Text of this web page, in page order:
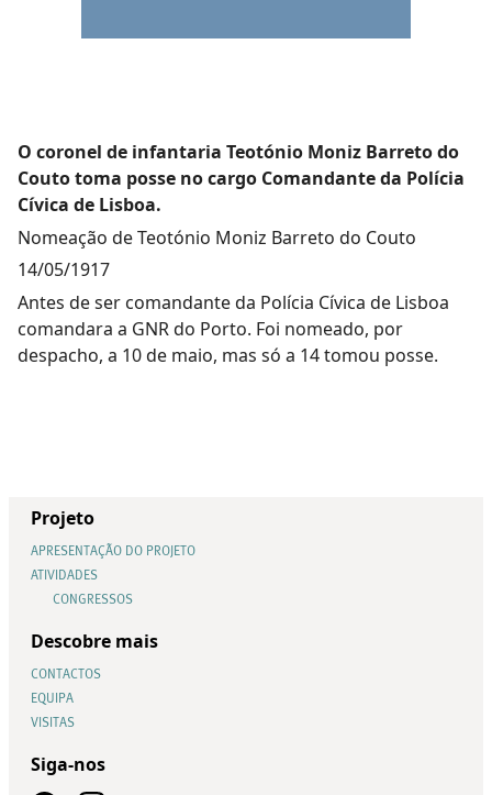
O coronel de infantaria Teotónio Moniz Barreto do
Couto toma posse no cargo Comandante da Polícia
Cívica de Lisboa.
Nomeação de Teotónio Moniz Barreto do Couto
14/05/1917
Antes de ser comandante da Polícia Cívica de Lisboa
comandara a GNR do Porto. Foi nomeado, por
despacho, a 10 de maio, mas só a 14 tomou posse.
Projeto
APRESENTAÇÃO DO PROJETO
ATIVIDADES
CONGRESSOS
Descobre mais
CONTACTOS
EQUIPA
VISITAS
Siga-nos